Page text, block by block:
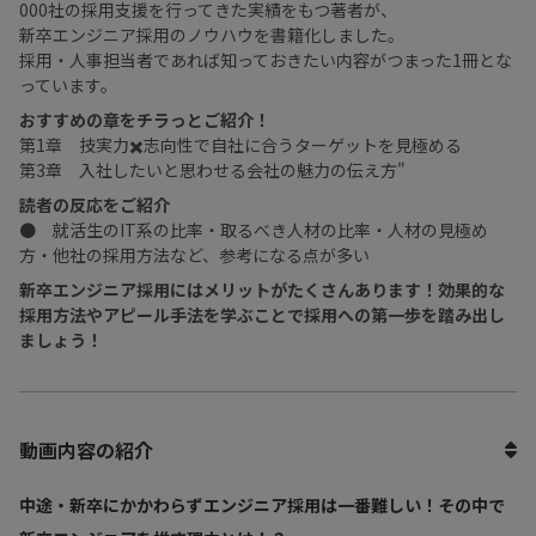
000社の採用支援を行ってきた実績をもつ著者が、
新卒エンジニア採用のノウハウを書籍化しました。
採用・人事担当者であれば知っておきたい内容がつまった1冊とな
っています。
おすすめの章をチラっとご紹介！
第1章 技実力✖️志向性で自社に合うターゲットを見極める
第3章 入社したいと思わせる会社の魅力の伝え方"
読者の反応をご紹介
● 就活生のIT系の比率・取るべき人材の比率・人材の見極め
方・他社の採用方法など、参考になる点が多い
新卒エンジニア採用にはメリットがたくさんあります！効果的な
採用方法やアピール手法を学ぶことで採用への第一歩を踏み出し
ましょう！
動画内容の紹介
中途・新卒にかかわらずエンジニア採用は一番難しい！その中で